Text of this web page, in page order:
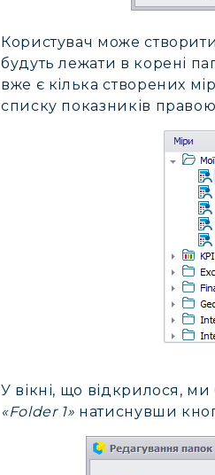
Користувач може
будуть лежати в корені
вже є кілька створених
списку показників
У вікні, що відкрилося,
«Folder 1» натиснувши